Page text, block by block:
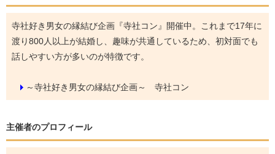
寺社好き男女の縁結び企画『寺社コン』開催中。これまで17年に
渡り800人以上が結婚し、趣味が共通しているため、初対面でも
話しやすい方が多いのが特徴です。
～寺社好き男女の縁結び企画～ 寺社コン
主催者のプロフィール